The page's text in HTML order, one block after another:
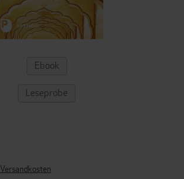
Versandkosten
ZUM
ANFANG
BILDERGALERIE
SPRINGEN
Ebook
Leseprobe